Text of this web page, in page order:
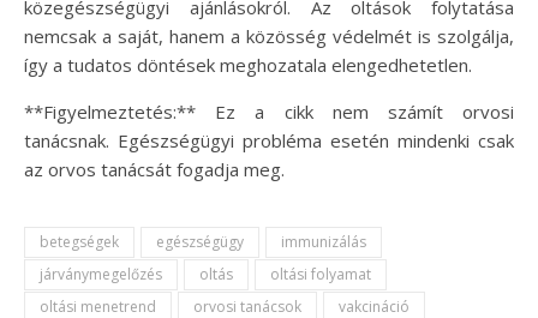
közegészségügyi ajánlásokról. Az oltások folytatása
nemcsak a saját, hanem a közösség védelmét is szolgálja,
így a tudatos döntések meghozatala elengedhetetlen.
**Figyelmeztetés:** Ez a cikk nem számít orvosi
tanácsnak. Egészségügyi probléma esetén mindenki csak
az orvos tanácsát fogadja meg.
betegségek egészségügy
immunizálás
járványmegelőzés
oltás
oltási folyamat
oltási menetrend
orvosi tanácsok
vakcináció